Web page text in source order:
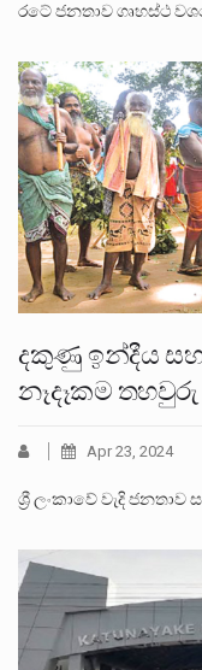
රටේ ජනතාව ගෘහස්ථ
දකුණු ඉන්දීය සහ
නෑදෑකම
Apr 23, 2024
ශ්‍රී ලංකාවේ වැදි ජනතාව